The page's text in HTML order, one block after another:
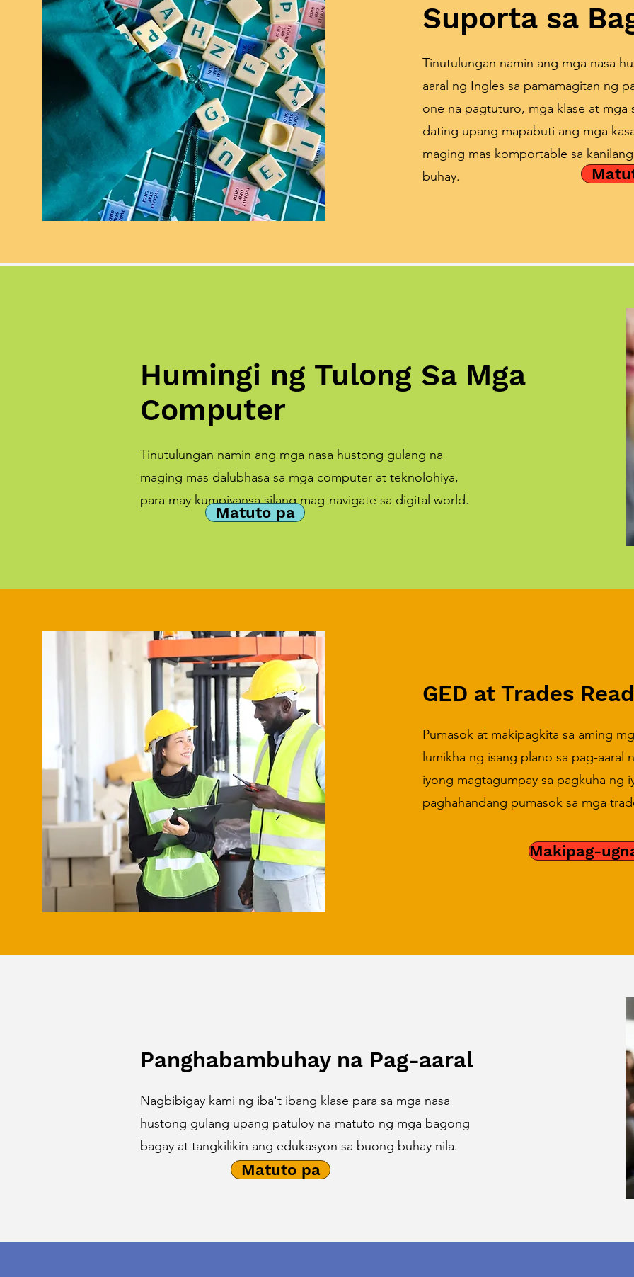
Suporta sa
Tinutulungan namin ang mga nasa
aaral ng Ingles sa pamamagitan ng
one na pagtuturo, mga klase at mga
dating upang mapabuti ang mga
maging mas komportable sa
buhay.
Humingi ng Tulong Sa Mga
Computer
Tinutulungan namin ang mga nasa hustong gulang na
maging mas dalubhasa sa mga computer at teknolohiya,
para may kumpiyansa silang mag-navigate sa digital world.
Matuto pa
GED at Trades
Pumasok at makipagkita sa aming
lumikha ng isang plano sa pag-aaral
iyong magtagumpay sa pagkuha ng
paghahandang pumasok sa mga
Makipag-
Panghabambuhay na Pag-aaral
Nagbibigay kami ng iba't ibang klase para sa mga nasa
hustong gulang upang patuloy na matuto ng mga bagong
bagay at tangkilikin ang edukasyon sa buong buhay nila.
Matuto pa